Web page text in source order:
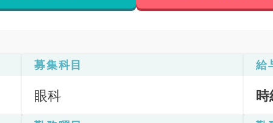
募集科目
眼科
給